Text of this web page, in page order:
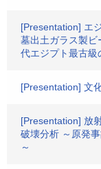
[Presentation] エ
墓出土ガラス製ビ
代エジプト最古級
[Presentation] 文
[Presentation] 放
破壊分析 ～原発
～